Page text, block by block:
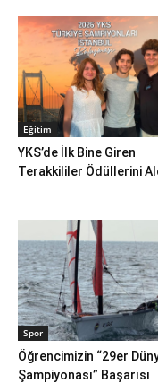
Eğitim
YKS’de İlk Bine Giren
Terakkililer Ödüllerini
Spor
Öğrencimizin “29er
Şampiyonası” Başarısı